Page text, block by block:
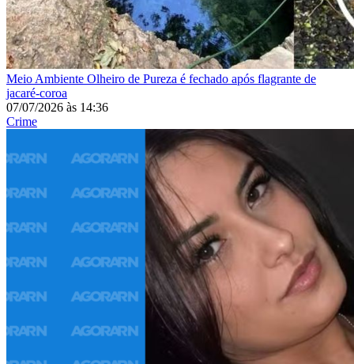
Meio Ambiente Olheiro de Pureza é fechado após flagrante de
jacaré-coroa
07/07/2026 às 14:36
Crime